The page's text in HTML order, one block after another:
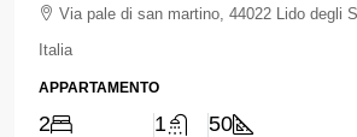
Via pale di san martino, 44022 Lido degli
Italia
APPARTAMENTO
2 1 50